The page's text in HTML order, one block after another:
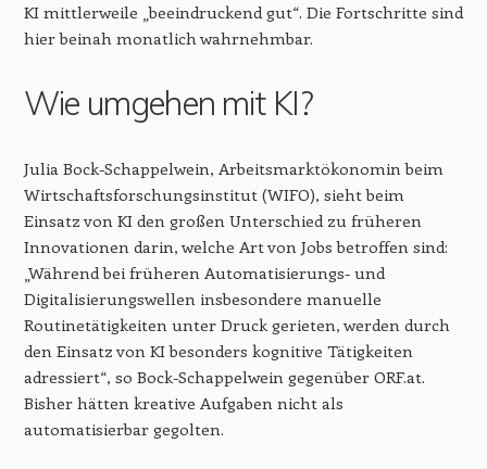
KI mittlerweile „beeindruckend gut“. Die Fortschritte sind
hier beinah monatlich wahrnehmbar.
Wie umgehen mit KI?
Julia Bock-Schappelwein, Arbeitsmarktökonomin beim
Wirtschaftsforschungsinstitut (WIFO), sieht beim
Einsatz von KI den großen Unterschied zu früheren
Innovationen darin, welche Art von Jobs betroffen sind:
„Während bei früheren Automatisierungs- und
Digitalisierungswellen insbesondere manuelle
Routinetätigkeiten unter Druck gerieten, werden durch
den Einsatz von KI besonders kognitive Tätigkeiten
adressiert“, so Bock-Schappelwein gegenüber ORF.at.
Bisher hätten kreative Aufgaben nicht als
automatisierbar gegolten.